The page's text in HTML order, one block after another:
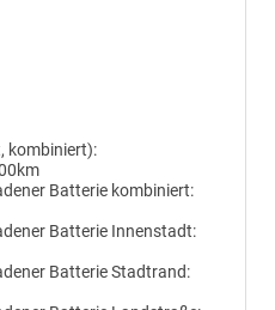
kombiniert):
Batterie kombiniert:
Batterie Innenstadt:
Batterie Stadtrand: